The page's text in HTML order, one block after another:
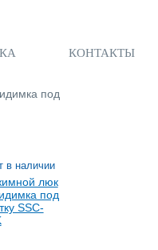
КОНТАКТЫ
под
в наличии
люк
под
SSC-